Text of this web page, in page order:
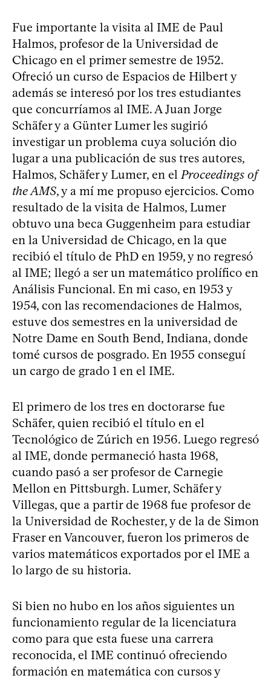
Fue importante la visita al IME de Paul
Halmos, profesor de la Universidad de
Chicago en el primer semestre de 1952.
Ofreció un curso de Espacios de Hilbert y
además se interesó por los tres estudiantes
que concurríamos al IME. A Juan Jorge
Schäfer y a Günter Lumer les sugirió
investigar un problema cuya solución dio
lugar a una publicación de sus tres autores,
Halmos, Schäfer y Lumer, en elProceedings of
the AMS, y a mí me propuso ejercicios. Como
resultado de la visita de Halmos, Lumer
obtuvo una beca Guggenheim para estudiar
en la Universidad de Chicago, en la que
recibió el título de PhD en 1959, y no regresó
al IME; llegó a ser un matemático prolífico en
Análisis Funcional. En mi caso, en 1953 y
1954, con las recomendaciones de Halmos,
estuve dos semestres en la universidad de
Notre Dame en South Bend, Indiana, donde
tomé cursos de posgrado. En 1955 conseguí
un cargo de grado 1 en el IME.
El primero de los tres en doctorarse fue
Schäfer, quien recibió el título en el
Tecnológico de Zúrich en 1956. Luego regresó
al IME, donde permaneció hasta 1968,
cuando pasó a ser profesor de Carnegie
Mellon en Pittsburgh. Lumer, Schäfer y
Villegas, que a partir de 1968 fue profesor de
la Universidad de Rochester, y de la de Simon
Fraser en Vancouver, fueron los primeros de
varios matemáticos exportados por el IME a
lo largo de su historia.
Si bien no hubo en los años siguientes un
funcionamiento regular de la licenciatura
como para que esta fuese una carrera
reconocida, el IME continuó ofreciendo
formación en matemática con cursos y